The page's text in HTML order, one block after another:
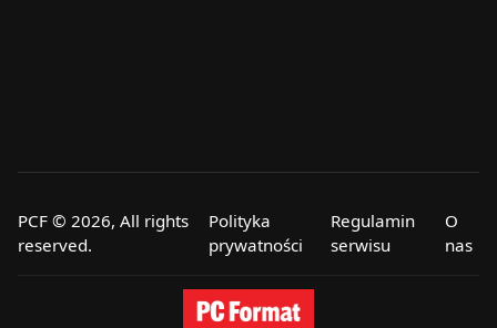
PCF © 2026, All rights
reserved.
Polityka
prywatności
Regulamin
serwisu
O
nas